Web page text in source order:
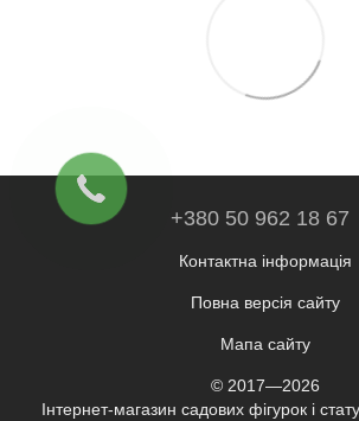
+380 50 962 18 67
Контактна інформація
Повна версія сайту
Мапа сайту
© 2017—2026
Інтернет-магазин садових фігурок і